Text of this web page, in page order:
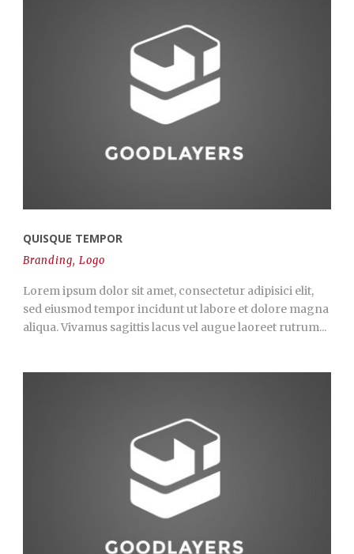
QUISQUE TEMPOR
Branding, Logo
Lorem ipsum dolor sit amet, consectetur adipisici elit,
sed eiusmod tempor incidunt ut labore et dolore magna
aliqua. Vivamus sagittis lacus vel augue laoreet rutrum...